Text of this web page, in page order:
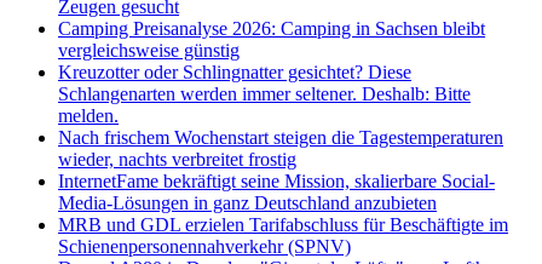
Zeugen gesucht
Camping Preisanalyse 2026: Camping in Sachsen bleibt
vergleichsweise günstig
Kreuzotter oder Schlingnatter gesichtet? Diese
Schlangenarten werden immer seltener. Deshalb: Bitte
melden.
Nach frischem Wochenstart steigen die Tagestemperaturen
wieder, nachts verbreitet frostig
InternetFame bekräftigt seine Mission, skalierbare Social-
Media-Lösungen in ganz Deutschland anzubieten
MRB und GDL erzielen Tarifabschluss für Beschäftigte im
Schienenpersonennahverkehr (SPNV)